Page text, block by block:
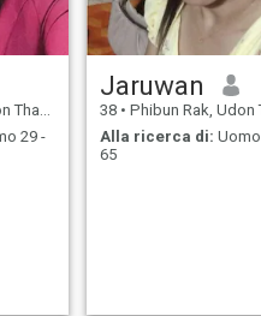
29 -
Jaruwan
38 • Phibun Rak, Udon Thani,
Alla ricerca di:
65